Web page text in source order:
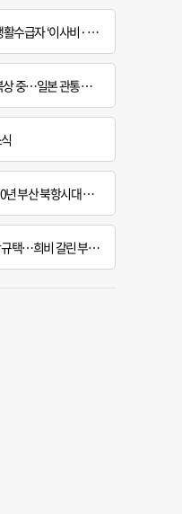
이사비· 생필품비’ 지원
후 우리나라에 단비 선물
부산 북항시대 연다
비 갈린 부산 의원들